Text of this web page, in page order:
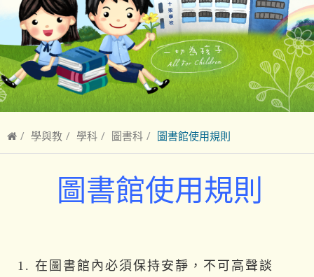
學與教 學科 圖書科 圖書館使用規則
圖書館使用規則
1. 在圖書館內必須保持安靜，不可高聲談